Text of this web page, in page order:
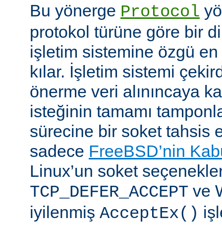
Bu yönerge Protocol
protokol türüne göre bir
işletim sistemine özgü
kılar. İşletim sistemi
önerme veri alınıncaya
isteğinin tamamı
sürecine bir soket tahsis
sadece FreeBSD’nin
Linux’un soket
TCP_DEFER_ACCEPT ve
iyilenmiş AcceptEx()